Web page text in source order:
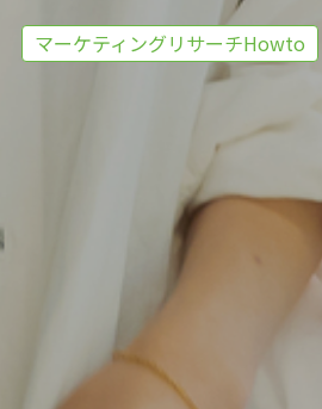
マーケティングリサーチHowto